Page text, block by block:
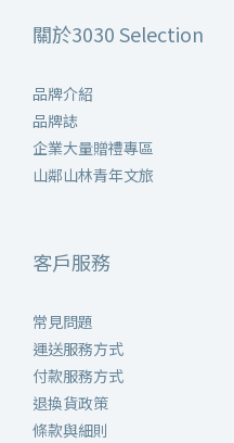
關於3030 Selection
品牌介紹
品牌誌
企業大量贈禮專區
山鄰山林青年文旅
客戶服務
常見問題
運送服務方式
付款服務方式
退換貨政策
條款與細則